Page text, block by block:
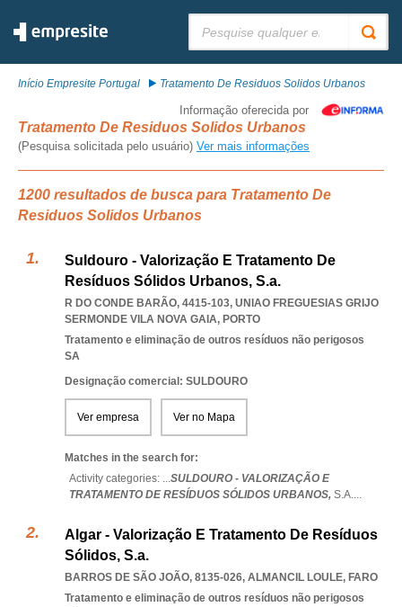
Início Empresite Portugal Tratamento De Residuos Solidos Urbanos
Informação oferecida por
Tratamento De Residuos Solidos Urbanos
(Pesquisa solicitada pelo usuário) Ver mais informações
1200 resultados de busca para Tratamento De
Residuos Solidos Urbanos
Suldouro - Valorização E Tratamento De
Resíduos Sólidos Urbanos, S.a.
R DO CONDE BARÃO, 4415-103, UNIAO FREGUESIAS GRIJO
SERMONDE VILA NOVA GAIA, PORTO
Tratamento e eliminação de outros resíduos não perigosos
SA
Designação comercial: SULDOURO
Ver empresa Ver no Mapa
Matches in the search for:
Activity categories: ...SULDOURO - VALORIZAÇÃO E
TRATAMENTO DE RESÍDUOS SÓLIDOS URBANOS, S.A....
Algar - Valorização E Tratamento De Resíduos
Sólidos, S.a.
BARROS DE SÃO JOÃO, 8135-026, ALMANCIL LOULE, FARO
Tratamento e eliminação de outros resíduos não perigosos